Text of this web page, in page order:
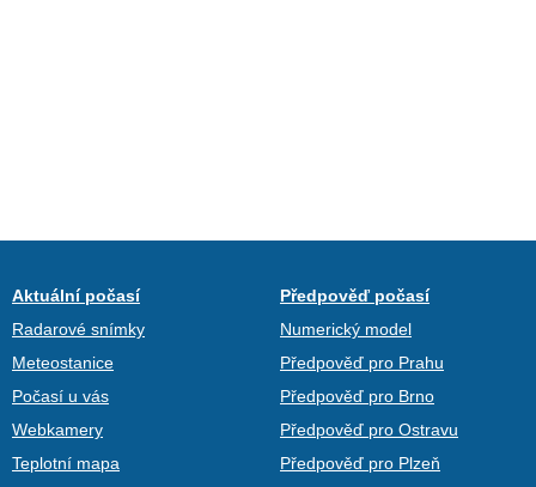
Aktuální počasí
Radarové snímky
Meteostanice
Počasí u vás
Webkamery
Teplotní mapa
Předpověď počasí
Numerický model
Předpověď pro Prahu
Předpověď pro Brno
Předpověď pro Ostravu
Předpověď pro Plzeň